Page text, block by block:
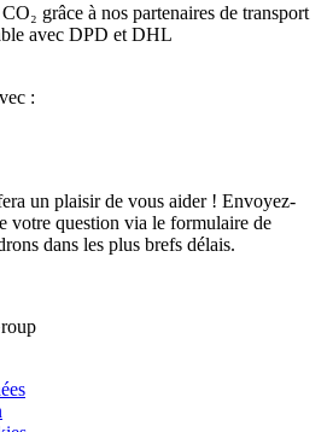
grâce à nos partenaires de transport
avec DPD et DHL
:
un plaisir de vous aider ! Envoyez-
votre question via le formulaire de
dans les plus brefs délais.